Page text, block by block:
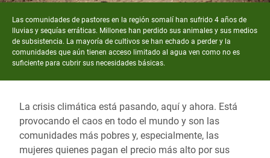
Las comunidades de pastores en la región somalí han sufrido 4 años de
lluvias y sequías erráticas. Millones han perdido sus animales y sus medios
de subsistencia. La mayoría de cultivos se han echado a perder y la
comunidades que aún tienen acceso limitado al agua ven como no es
suficiente para cubrir sus necesidades básicas.
La crisis climática está pasando, aquí y ahora. Está
provocando el caos en todo el mundo y son las
comunidades más pobres y, especialmente, las
mujeres quienes pagan el precio más alto por sus